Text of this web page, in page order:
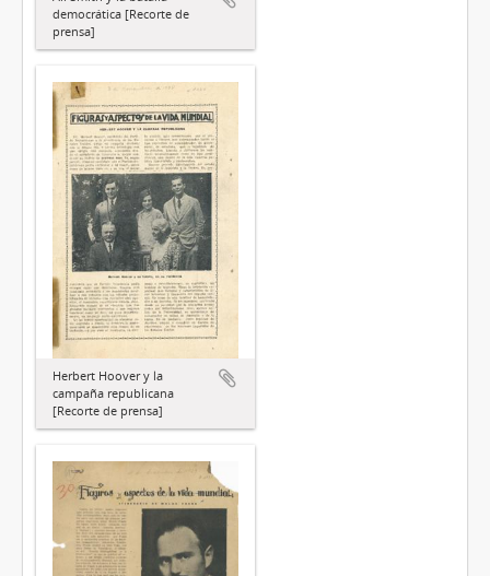
democrática [Recorte de
prensa]
Herbert Hoover y la
campaña republicana
[Recorte de prensa]